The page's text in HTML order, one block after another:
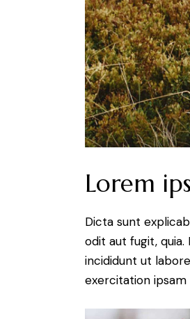
Lorem
Dicta sunt
odit aut fugit,
incididunt ut
exercitation